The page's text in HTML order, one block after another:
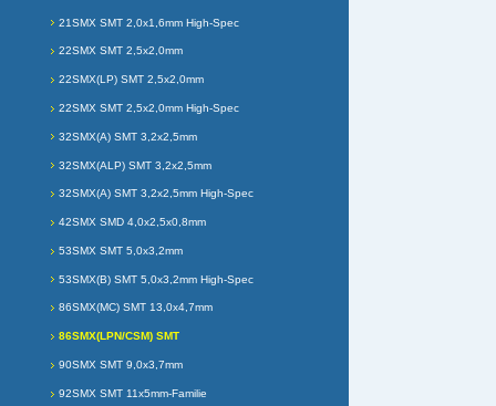
21SMX SMT 2,0x1,6mm High-Spec
22SMX SMT 2,5x2,0mm
22SMX(LP) SMT 2,5x2,0mm
22SMX SMT 2,5x2,0mm High-Spec
32SMX(A) SMT 3,2x2,5mm
32SMX(ALP) SMT 3,2x2,5mm
32SMX(A) SMT 3,2x2,5mm High-Spec
42SMX SMD 4,0x2,5x0,8mm
53SMX SMT 5,0x3,2mm
53SMX(B) SMT 5,0x3,2mm High-Spec
86SMX(MC) SMT 13,0x4,7mm
86SMX(LPN/CSM) SMT
90SMX SMT 9,0x3,7mm
92SMX SMT 11x5mm-Familie